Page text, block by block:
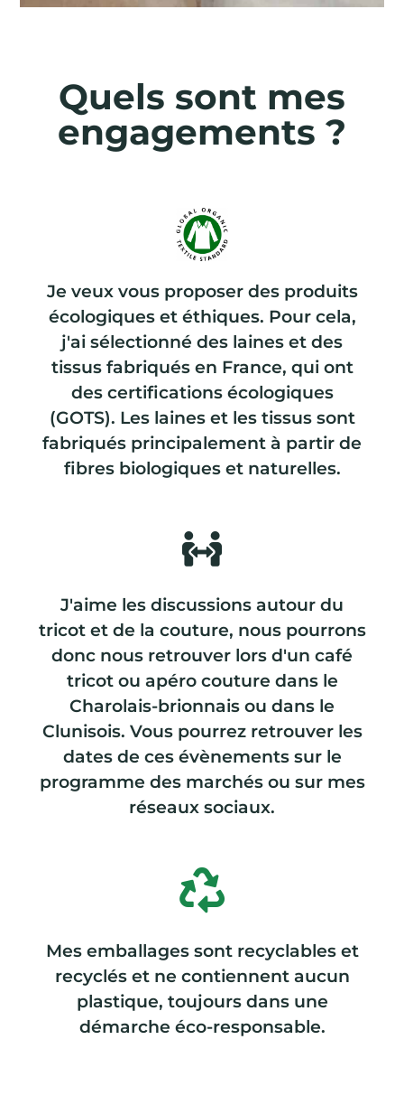
Quels sont mes
engagements ?
Je veux vous proposer des produits
écologiques et éthiques. Pour cela,
j'ai sélectionné des laines et des
tissus fabriqués en France, qui ont
des certifications écologiques
(GOTS). Les laines et les tissus sont
fabriqués principalement à partir de
fibres biologiques et naturelles.
J'aime les discussions autour du
tricot et de la couture, nous pourrons
donc nous retrouver lors d'un café
tricot ou apéro couture dans le
Charolais-brionnais ou dans le
Clunisois. Vous pourrez retrouver les
dates de ces évènements sur le
programme des marchés ou sur mes
réseaux sociaux.
Mes emballages sont recyclables et
recyclés et ne contiennent aucun
plastique, toujours dans une
démarche éco-responsable.